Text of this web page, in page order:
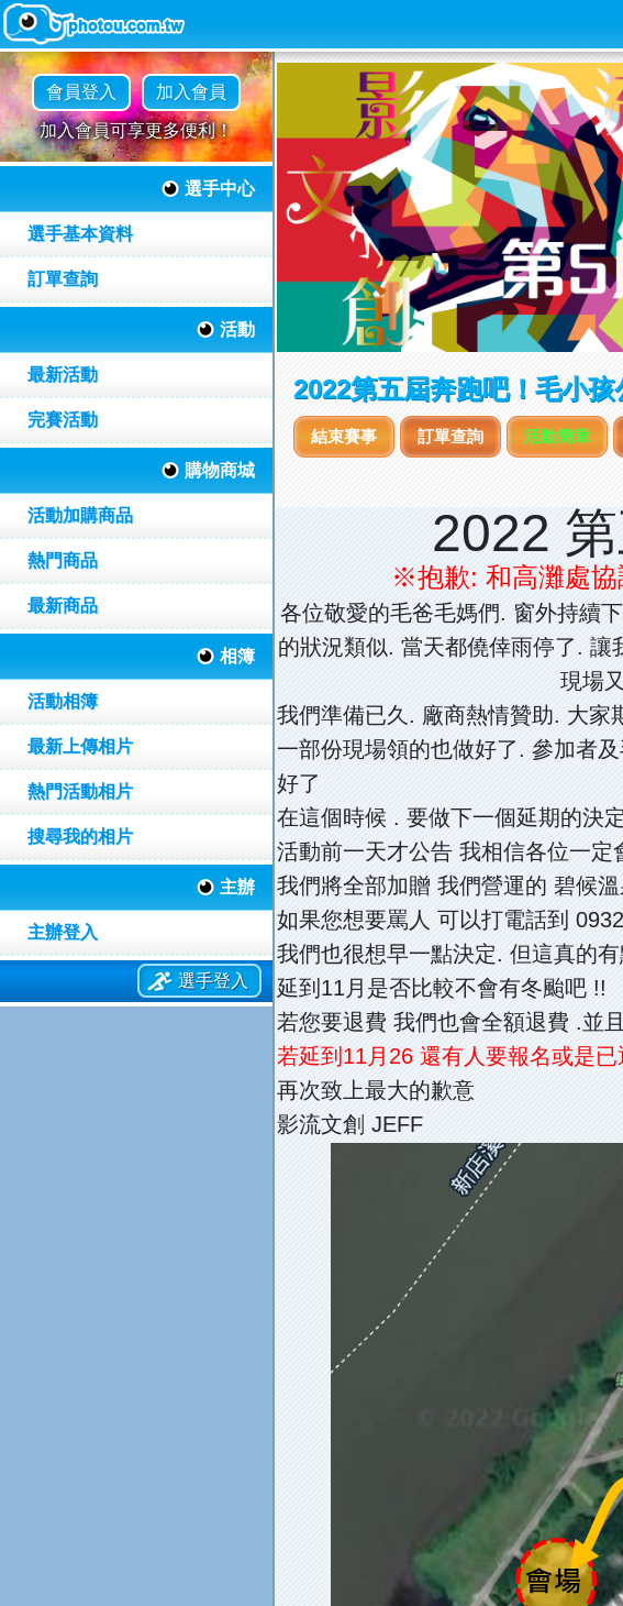
會員登入 加入會員
加入會員可享更多便利！
選手中心
選手基本資料
訂單查詢
活動
最新活動
完賽活動
購物商城
活動加購商品
熱門商品
最新商品
相簿
活動相簿
最新上傳相片
熱門活動相片
搜尋我的相片
主辦
主辦登入
選手登入
2022第五屆奔跑吧！毛小
結束賽事 訂單查詢 活動簡章
2022
※抱歉: 和高灘處
各位敬愛的毛爸毛媽們. 窗外持續
的狀況類似. 當天都僥倖雨停了.
現場
我們準備已久. 廠商熱情贊助. 大家
一部份現場領的也做好了. 參加者
好了
在這個時候 . 要做下一個延期的決
活動前一天才公告 我相信各位一定
我們將全部加贈 我們營運的 碧候
如果您想要罵人 可以打電話到
我們也很想早一點決定. 但這真的
延到11月是否比較不會有冬颱吧 !!
若您要退費 我們也會全額退費 .並
若延到11月26 還有人要報名或是
再次致上最大的歉意
影流文創 JEFF